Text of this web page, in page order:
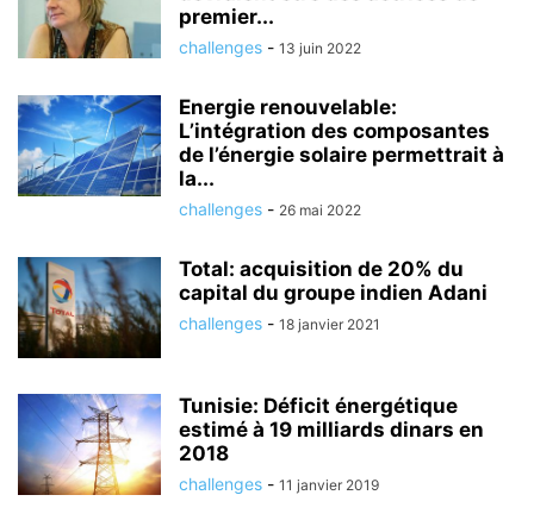
premier...
challenges - 13 juin 2022
Energie renouvelable:
L’intégration des composantes
de l’énergie solaire permettrait à
la...
challenges - 26 mai 2022
Total: acquisition de 20% du
capital du groupe indien Adani
challenges - 18 janvier 2021
Tunisie: Déficit énergétique
estimé à 19 milliards dinars en
2018
challenges - 11 janvier 2019